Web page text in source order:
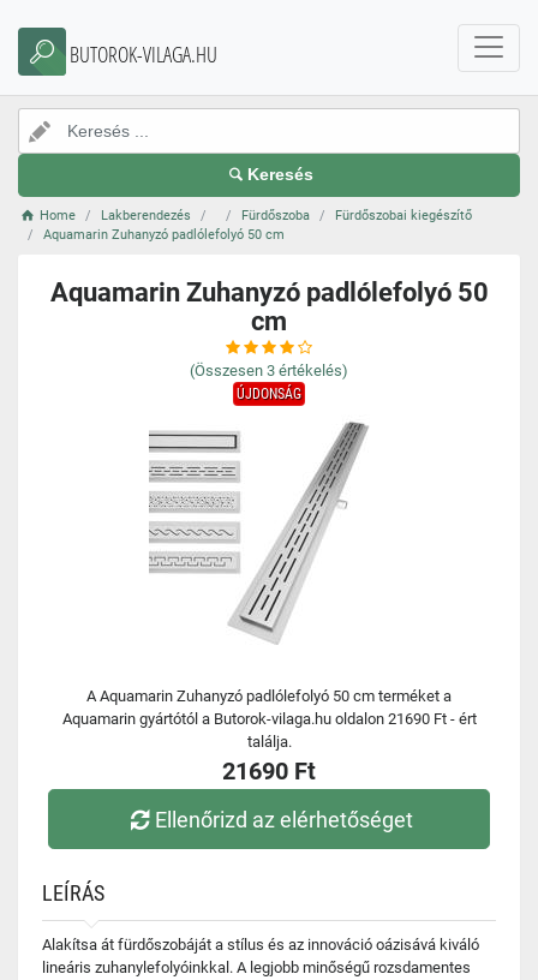
BUTOROK-VILAGA.HU
Keresés
Home Lakberendezés Fürdőszoba
Fürdőszobai kiegészítő
Aquamarin Zuhanyzó padlólefolyó 50 cm
Aquamarin Zuhanyzó padlólefolyó 50
cm
(Összesen 3 értékelés)
ÚJDONSÁG
A Aquamarin Zuhanyzó padlólefolyó 50 cm terméket a
Aquamarin gyártótól a Butorok-vilaga.hu oldalon 21690 Ft - ért
találja.
21690 Ft
Ellenőrizd az elérhetőséget
LEÍRÁS
Alakítsa át fürdőszobáját a stílus és az innováció oázisává kiváló
lineáris zuhanylefolyóinkkal. A legjobb minőségű rozsdamentes